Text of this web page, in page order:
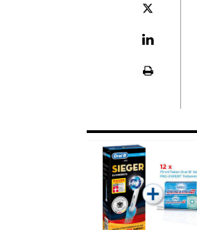
Plattform